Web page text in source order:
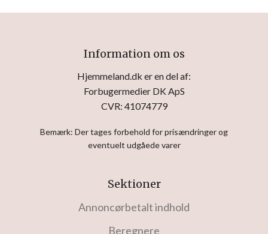
Information om os
Hjemmeland.dk er en del af:
Forbugermedier DK ApS
CVR: 41074779
Bemærk: Der tages forbehold for prisændringer og
eventuelt udgåede varer
Sektioner
Annoncørbetalt indhold
Beregnere